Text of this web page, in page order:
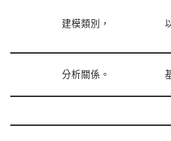
建模類別，
分析關係。